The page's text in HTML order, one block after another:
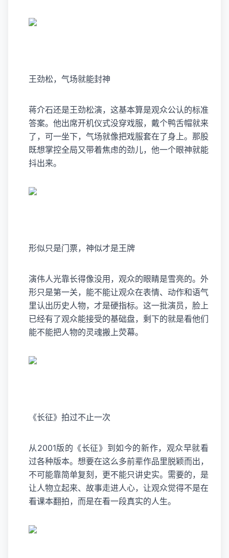
王劲松，气场就能封神
蒋介石还是王劲松演，这基本算是观众公认的标准
答案。他出席开机仪式没穿戏服，戴个鸭舌帽就来
了，可一坐下，气场就像把戏服套在了身上。那股
既想掌控全局又带着焦虑的劲儿，他一个眼神就能
抖出来。
形似只是门票，神似才是王牌
演伟人光靠长得像没用，观众的眼睛是雪亮的。外
形只是第一关，能不能让观众在表情、动作和语气
里认出历史人物，才是硬指标。这一批演员，脸上
已经有了观众能接受的基础盘，剩下的就是看他们
能不能把人物的灵魂搬上荧幕。
《长征》拍过不止一次
从2001版的《长征》到如今的新作，观众早就看
过各种版本。想要在这么多前辈作品里脱颖而出，
不可能靠简单复刻，更不能只讲史实。需要的，是
让人物立起来、故事走进人心，让观众觉得不是在
看课本翻拍，而是在看一段真实的人生。